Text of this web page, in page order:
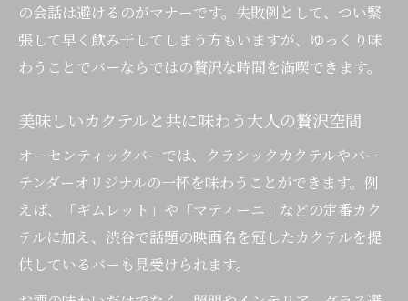
の会話は避けるのがマナーです。失敗例として、つい緊
張して早く飲み干してしまう方もいますが、ゆっくり味
わうことでバーならではの贅沢な時間を満喫できます。
美味しいカクテルと共に味わう大人の贅沢空間
オーセンティックバーでは、クラシックカクテルやバー
テンダーオリジナルの一杯を味わうことができます。例
えば、「ギムレット」や「マティーニ」などの定番カク
テルに加え、渋谷で話題の映画名を冠したカクテルを提
供しているバーも見受けられます。